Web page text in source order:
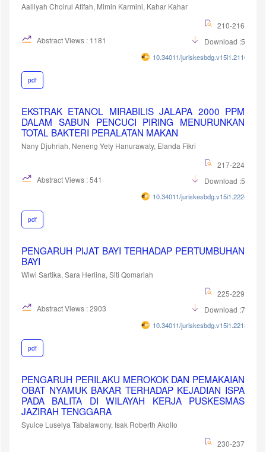
Aalliyah Choirul Afifah, Mimin Karmini, Kahar Kahar
210-216
Abstract Views : 1181
Download :502
10.34011/juriskesbdg.v15i1.2116
pdf
EKSTRAK ETANOL MIRABILIS JALAPA 2000 PPM
DALAM SABUN PENCUCI PIRING MENURUNKAN
TOTAL BAKTERI PERALATAN MAKAN
Nany Djuhriah, Neneng Yety Hanurawaty, Elanda Fikri
217-224
Abstract Views : 541
Download :544
10.34011/juriskesbdg.v15i1.2224
pdf
PENGARUH PIJAT BAYI TERHADAP PERTUMBUHAN
BAYI
Wiwi Sartika, Sara Herlina, Siti Qomariah
225-229
Abstract Views : 2903
Download :708
10.34011/juriskesbdg.v15i1.2213
pdf
PENGARUH PERILAKU MEROKOK DAN PEMAKAIAN
OBAT NYAMUK BAKAR TERHADAP KEJADIAN ISPA
PADA BALITA DI WILAYAH KERJA PUSKESMAS
JAZIRAH TENGGARA
Syulce Luselya Tabalawony, Isak Roberth Akollo
230-237